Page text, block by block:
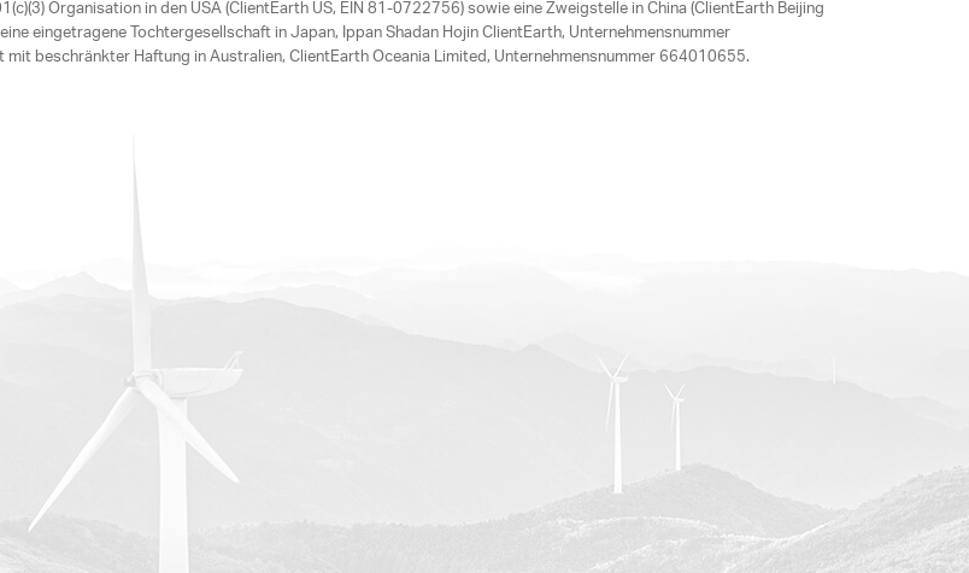
Organisation in den USA (ClientEarth US, EIN 81-0722756) sowie eine Zweigstelle in China (ClientEarth Beijing
eingetragene Tochtergesellschaft in Japan, Ippan Shadan Hojin ClientEarth, Unternehmensnummer
beschränkter Haftung in Australien, ClientEarth Oceania Limited, Unternehmensnummer 664010655.